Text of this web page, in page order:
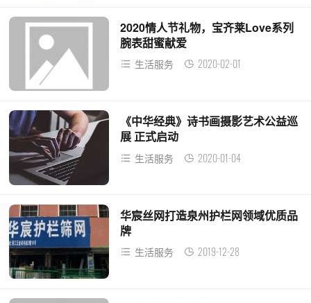
2020情人节礼物，宝齐莱Love系列
腕表甜蜜献爱
生活服务 2020-02-01
《中华经典》诗书画摄影艺术公益巡
展 正式启动
生活服务 2020-01-04
华宸丝网打造泉州护栏网领域优质品
牌
生活服务 2019-12-28